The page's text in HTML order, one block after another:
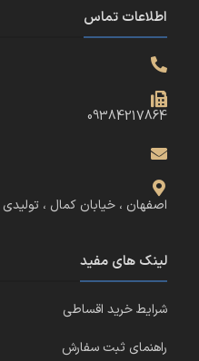
اطلاعات تماس
09384217864
اصفهان ، خیابان کمال ،
لینک های مفید
شرایط خرید اقساطی
راهنمای ثبت سفارش